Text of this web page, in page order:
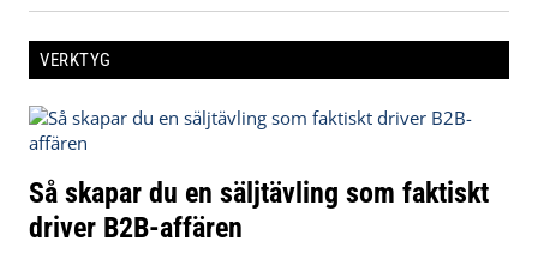
VERKTYG
Så skapar du en säljtävling som faktiskt
driver B2B-affären